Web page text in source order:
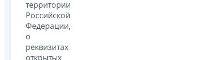
территории
Российской
Федерации,
о
реквизитах
открытых